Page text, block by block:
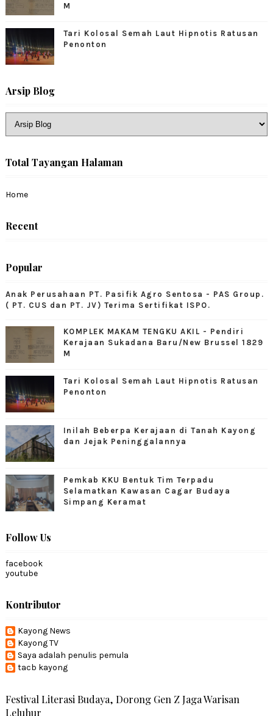
M
Tari Kolosal Semah Laut Hipnotis Ratusan
Penonton
Arsip Blog
Total Tayangan Halaman
Home
Recent
Popular
Anak Perusahaan PT. Pasifik Agro Sentosa - PAS Group.
( PT. CUS dan PT. JV) Terima Sertifikat ISPO.
KOMPLEK MAKAM TENGKU AKIL - Pendiri
Kerajaan Sukadana Baru/New Brussel 1829
M
Tari Kolosal Semah Laut Hipnotis Ratusan
Penonton
Inilah Beberpa Kerajaan di Tanah Kayong
dan Jejak Peninggalannya
Pemkab KKU Bentuk Tim Terpadu
Selamatkan Kawasan Cagar Budaya
Simpang Keramat
Follow Us
facebook
youtube
Kontributor
Kayong News
Kayong TV
Saya adalah penulis pemula
tacb kayong
Festival Literasi Budaya, Dorong Gen Z Jaga Warisan
Leluhur